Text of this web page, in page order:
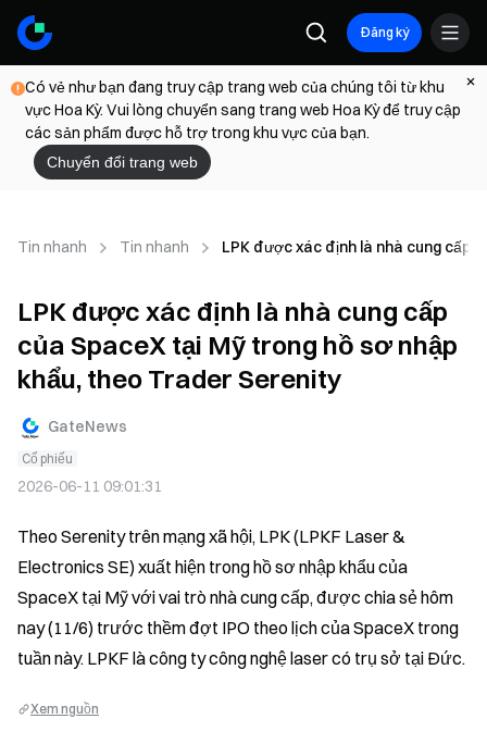
Đăng ký
Có vẻ như bạn đang truy cập trang web của chúng tôi từ khu
vực Hoa Kỳ. Vui lòng chuyển sang trang web Hoa Kỳ để truy cập
các sản phẩm được hỗ trợ trong khu vực của bạn.
Chuyển đổi trang web
Tin nhanh Tin nhanh LPK được xác định là nhà cung cấp
LPK được xác định là nhà cung cấp
của SpaceX tại Mỹ trong hồ sơ nhập
khẩu, theo Trader Serenity
GateNews
Cổ phiếu
2026-06-11 09:01:31
Theo Serenity trên mạng xã hội, LPK (LPKF Laser &
Electronics SE) xuất hiện trong hồ sơ nhập khẩu của
SpaceX tại Mỹ với vai trò nhà cung cấp, được chia sẻ hôm
nay (11/6) trước thềm đợt IPO theo lịch của SpaceX trong
tuần này. LPKF là công ty công nghệ laser có trụ sở tại Đức.
Xem nguồn